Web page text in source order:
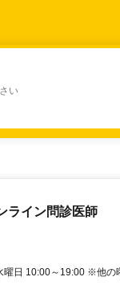
い
ださい
ライン問診医師
曜日 10:00～19:00 ※他の